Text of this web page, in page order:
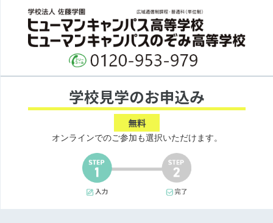
オンラインでのご参加も選択いただけます。